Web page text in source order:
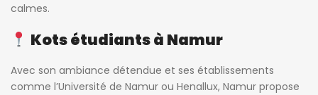
calmes.
Kots étudiants à Namur
Avec son ambiance détendue et ses établissements
comme l’Université de Namur ou Henallux, Namur propose